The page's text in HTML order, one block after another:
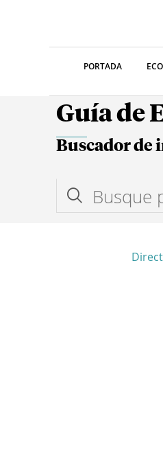
PORTADA
Guía de
Buscador de